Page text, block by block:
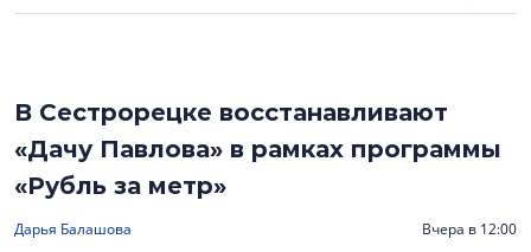
В Сестрорецке восстанавливают
«Дачу Павлова» в рамках программы
«Рубль за метр»
Дарья Балашова Вчера в 12:00